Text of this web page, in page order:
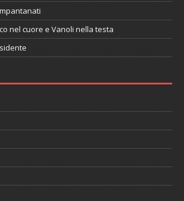
nel cuore e Vanoli nella testa